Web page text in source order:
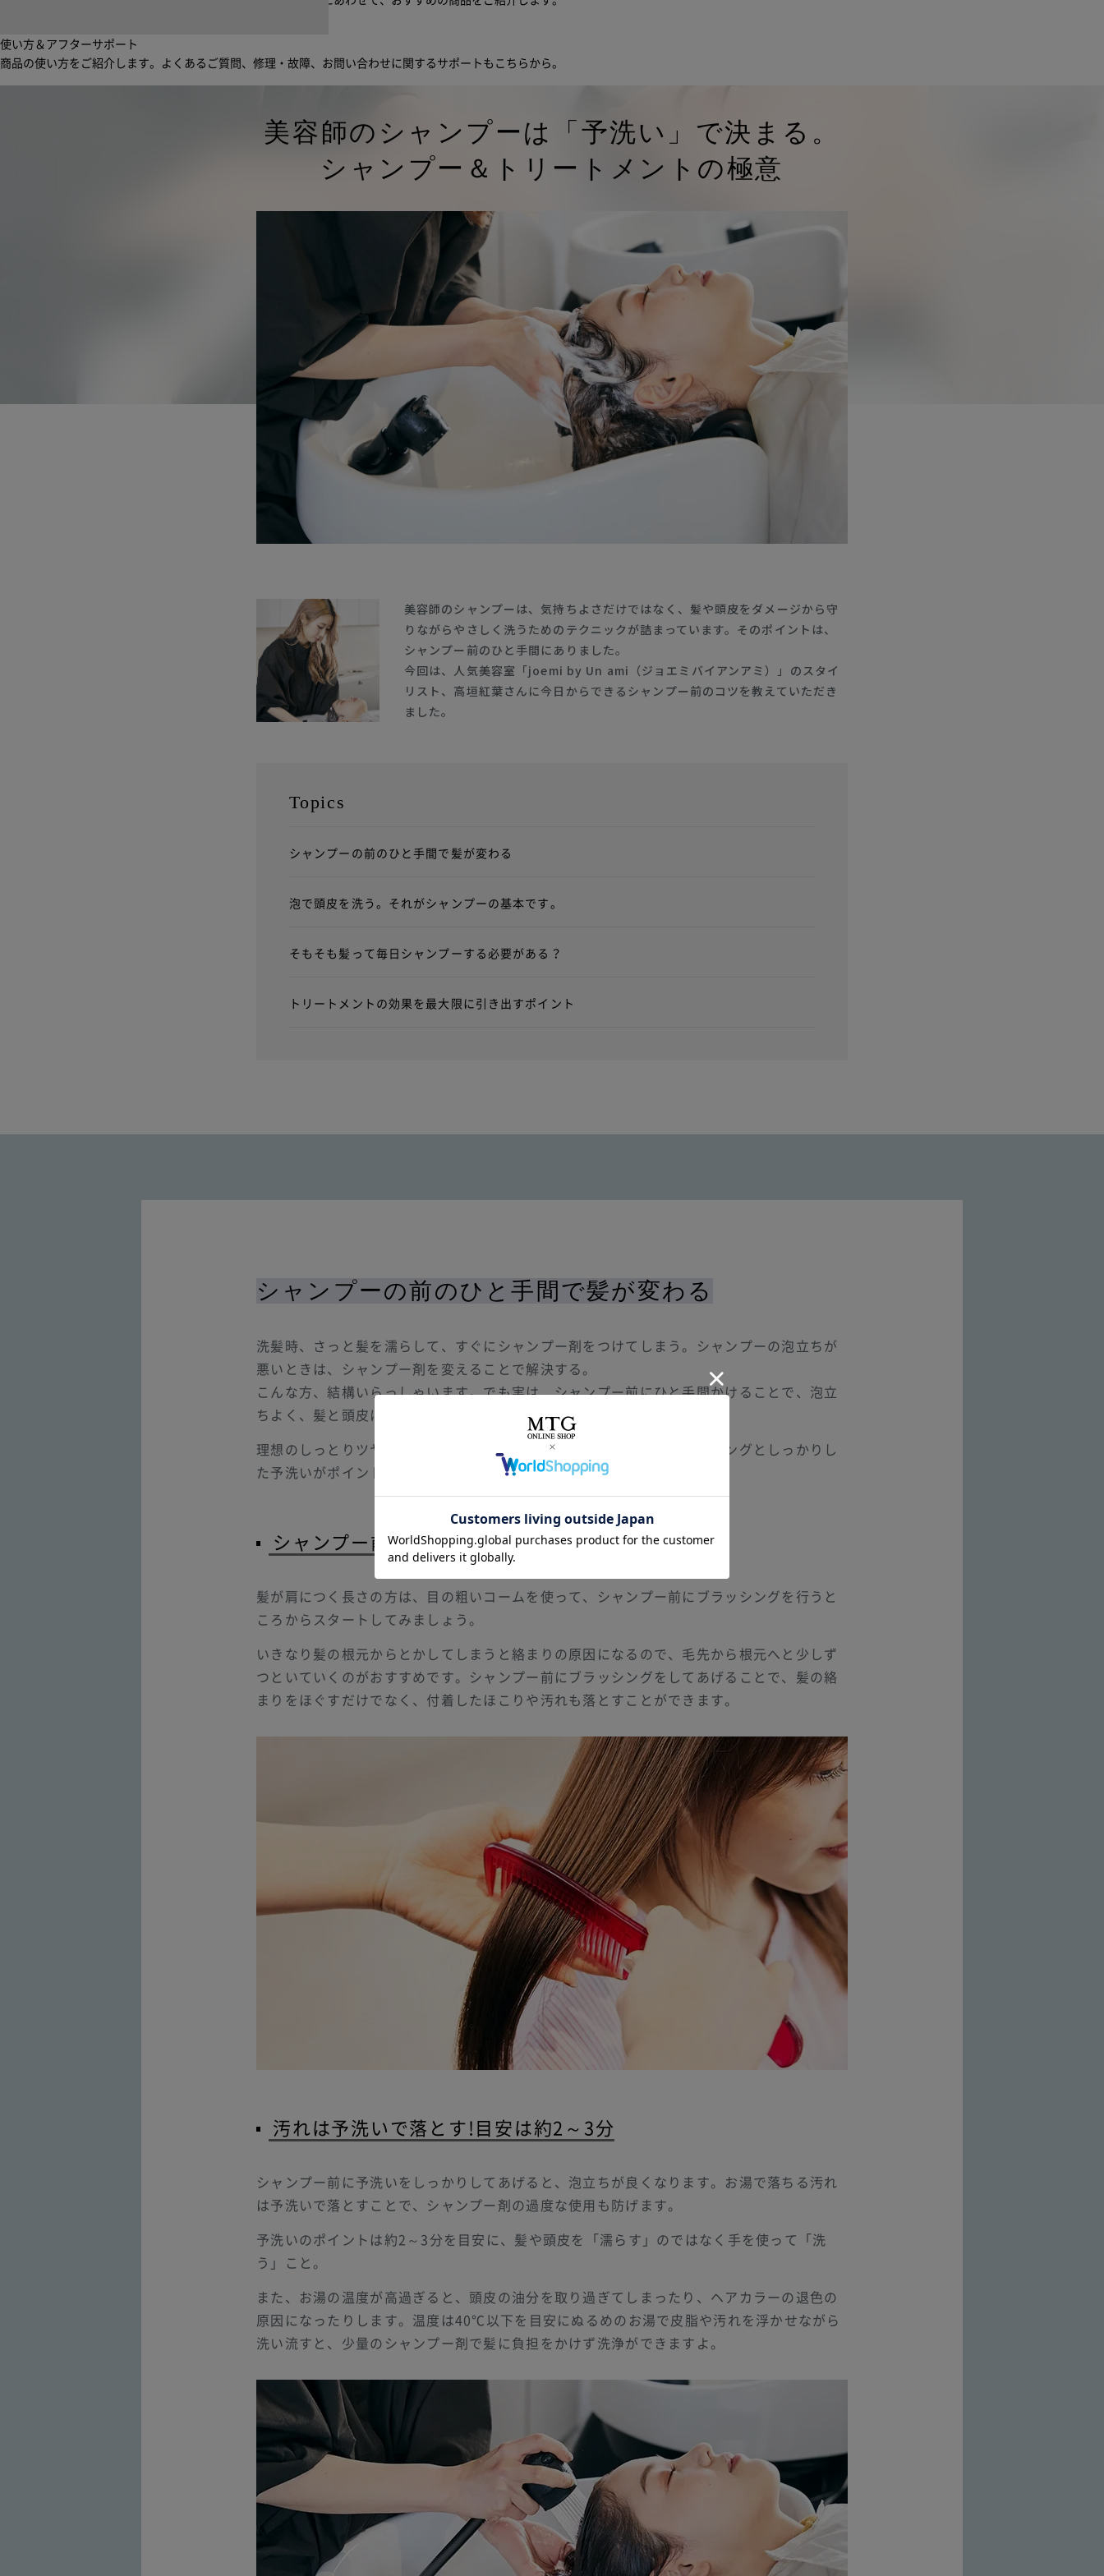
使い方＆アフターサポート
商品の使い方をご紹介します。よくあるご質問、修理・故障、お問い合わせに関するサポートもこちらから。
美容師のシャンプーは「予洗い」で決まる。
シャンプー＆トリートメントの極意
美容師のシャンプーは、気持ちよさだけではなく、髪や頭皮をダメージから守
りながらやさしく洗うためのテクニックが詰まっています。そのポイントは、
シャンプー前のひと手間にありました。
今回は、人気美容室「joemi by Un ami（ジョエミバイアンアミ）」のスタイ
リスト、高垣紅葉さんに今日からできるシャンプー前のコツを教えていただき
ました。
Topics
シャンプーの前のひと手間で髪が変わる
泡で頭皮を洗う。それがシャンプーの基本です。
そもそも髪って毎日シャンプーする必要がある？
トリートメントの効果を最大限に引き出すポイント
シャンプーの前のひと手間で髪が変わる
洗髪時、さっと髪を濡らして、すぐにシャンプー剤をつけてしまう。シャンプーの泡立ちが
悪いときは、シャンプー剤を変えることで解決する。
こんな方、結構いらっしゃいます。でも実は、シャンプー前にひと手間かけることで、泡立
ちよく、髪と頭皮に負担をかけないシャンプーができるんですよ。
理想のしっとりツヤ髪を叶えるためには、シャンプー前の正しいブラッシングとしっかりし
た予洗いがポイントです。
シャンプー前にブラッシングを
髪が肩につく長さの方は、目の粗いコームを使って、シャンプー前にブラッシングを行うと
ころからスタートしてみましょう。
いきなり髪の根元からとかしてしまうと絡まりの原因になるので、毛先から根元へと少しず
つといていくのがおすすめです。シャンプー前にブラッシングをしてあげることで、髪の絡
まりをほぐすだけでなく、付着したほこりや汚れも落とすことができます。
汚れは予洗いで落とす!目安は約2～3分
シャンプー前に予洗いをしっかりしてあげると、泡立ちが良くなります。お湯で落ちる汚れ
は予洗いで落とすことで、シャンプー剤の過度な使用も防げます。
予洗いのポイントは約2～3分を目安に、髪や頭皮を「濡らす」のではなく手を使って「洗
う」こと。
また、お湯の温度が高過ぎると、頭皮の油分を取り過ぎてしまったり、ヘアカラーの退色の
原因になったりします。温度は40℃以下を目安にぬるめのお湯で皮脂や汚れを浮かせながら
洗い流すと、少量のシャンプー剤で髪に負担をかけず洗浄ができますよ。